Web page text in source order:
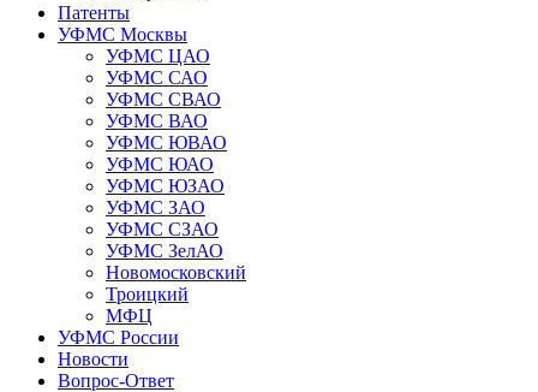
Патенты
УФМС Москвы
УФМС ЦАО
УФМС САО
УФМС СВАО
УФМС ВАО
УФМС ЮВАО
УФМС ЮАО
УФМС ЮЗАО
УФМС ЗАО
УФМС СЗАО
УФМС ЗелАО
Новомосковский
Троицкий
МФЦ
УФМС России
Новости
Вопрос-Ответ